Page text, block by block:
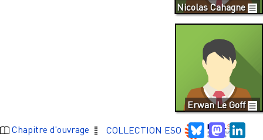
Nicolas Cahagne
Erwan Le Goff
Chapitre d'ouvrage COLLECTION ESO Bluesky